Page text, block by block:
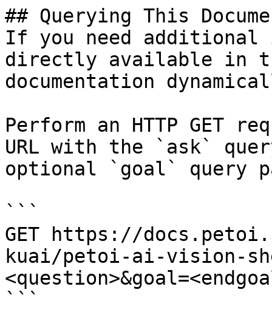
## Querying This
If you need
directly available in
documentation
Perform an HTTP GET
URL with the `ask`
optional `goal` query
```
GET https://
kuai/petoi-ai-vision-
```